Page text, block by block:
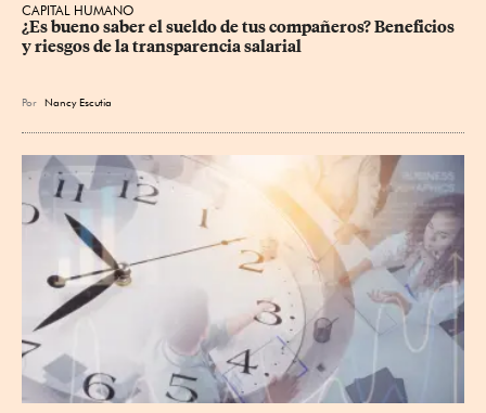
CAPITAL HUMANO
¿Es bueno saber el sueldo de tus compañeros? Beneficios
y riesgos de la transparencia salarial
Por Nancy Escutia